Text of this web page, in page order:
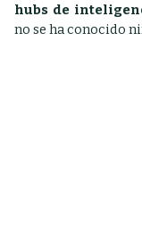
hubs de
no se ha conocido